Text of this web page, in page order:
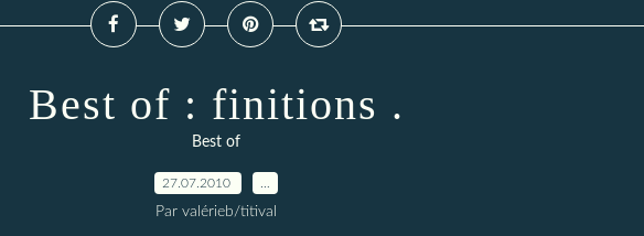
Best of : finitions .
Best of
27.07.2010
Par valérieb/titival